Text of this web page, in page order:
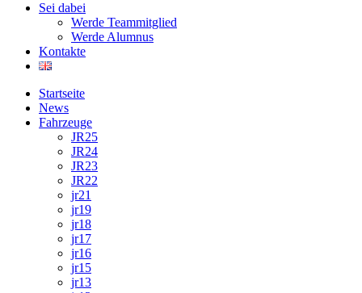
Sei dabei
Werde Teammitglied
Werde Alumnus
Kontakte
Startseite
News
Fahrzeuge
JR25
JR24
JR23
JR22
jr21
jr19
jr18
jr17
jr16
jr15
jr13